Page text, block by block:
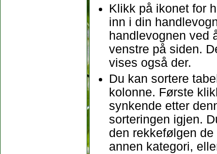
Klikk på ikonet for
inn i din
handlevognen ved
venstre på siden.
vises også der.
Du kan sortere
kolonne. Første
synkende etter
sorteringen igjen.
den rekkefølgen
annen kategori,